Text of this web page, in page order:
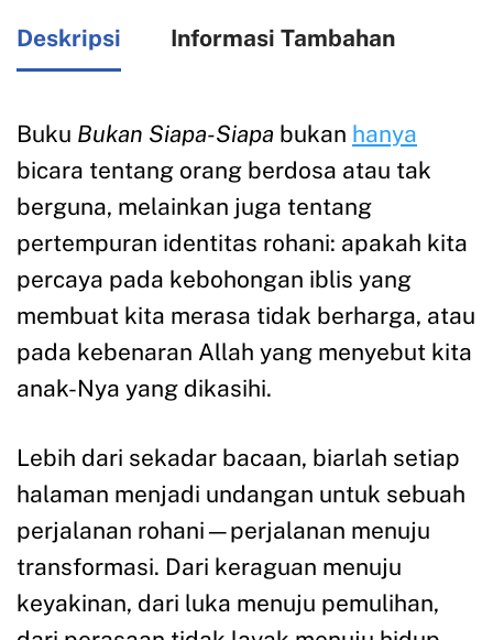
Deskripsi Informasi Tambahan
Buku Bukan Siapa-Siapa bukan hanya
bicara tentang orang berdosa atau tak
berguna, melainkan juga tentang
pertempuran identitas rohani: apakah kita
percaya pada kebohongan iblis yang
membuat kita merasa tidak berharga, atau
pada kebenaran Allah yang menyebut kita
anak-Nya yang dikasihi.
Lebih dari sekadar bacaan, biarlah setiap
halaman menjadi undangan untuk sebuah
perjalanan rohani—perjalanan menuju
transformasi. Dari keraguan menuju
keyakinan, dari luka menuju pemulihan,